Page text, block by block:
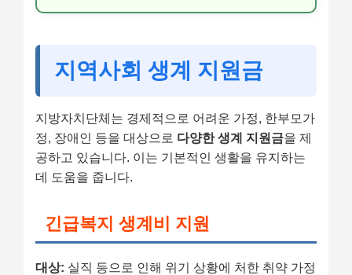
지역사회 생계 지원금
지방자치단체는 경제적으로 어려운 가정, 한부모가
정, 장애인 등을 대상으로 다양한 생계 지원금을 제
공하고 있습니다. 이는 기본적인 생활을 유지하는
데 도움을 줍니다.
긴급복지 생계비 지원
대상: 실직 등으로 인해 위기 상황에 처한 취약 가정